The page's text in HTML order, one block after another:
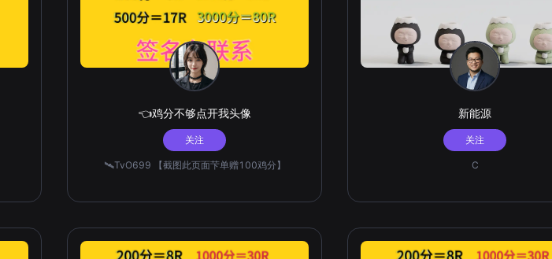
👈鸡分不够点开我头像
关注
🛰️TvO699 【截图此页面芐单赠100鸡分】
新能源
关注
C